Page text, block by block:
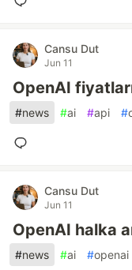
Cansu Dut
Jun 11
OpenAI
#news #ai #api #
Cansu Dut
Jun 11
OpenAI halka
#news #ai #openai